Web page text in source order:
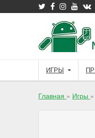
to
ИГРЫ
Главная » Игры »